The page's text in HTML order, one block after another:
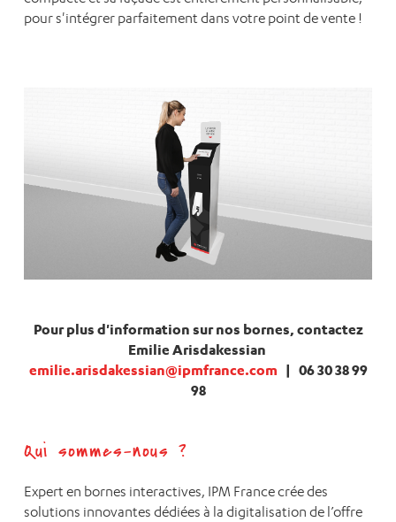
pour s'intégrer parfaitement dans votre point de vente !
Pour plus d'information sur nos bornes, contactez
Emilie Arisdakessian
emilie.arisdakessian@ipmfrance.com | 06 30 38 99
98
Qui sommes-nous ?
Expert en bornes interactives, IPM France crée des
solutions innovantes dédiées à la digitalisation de l’offre